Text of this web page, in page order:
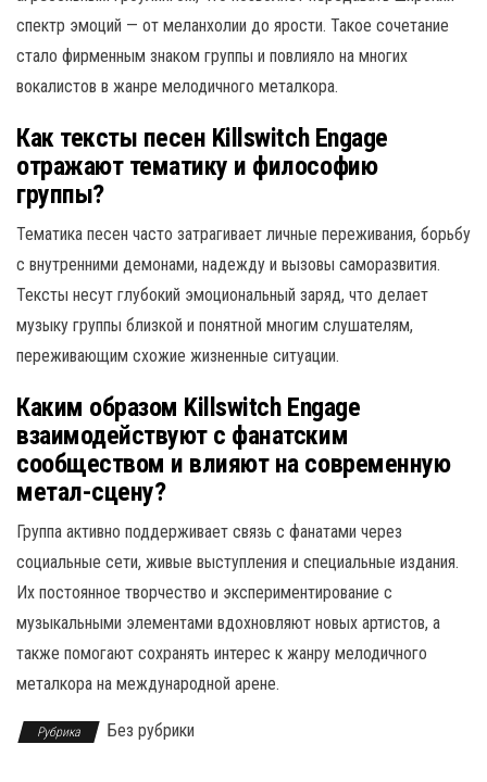
спектр эмоций — от меланхолии до ярости. Такое сочетание
стало фирменным знаком группы и повлияло на многих
вокалистов в жанре мелодичного металкора.
Как тексты песен Killswitch Engage
отражают тематику и философию
группы?
Тематика песен часто затрагивает личные переживания, борьбу
с внутренними демонами, надежду и вызовы саморазвития.
Тексты несут глубокий эмоциональный заряд, что делает
музыку группы близкой и понятной многим слушателям,
переживающим схожие жизненные ситуации.
Каким образом Killswitch Engage
взаимодействуют с фанатским
сообществом и влияют на современную
метал-сцену?
Группа активно поддерживает связь с фанатами через
социальные сети, живые выступления и специальные издания.
Их постоянное творчество и экспериментирование с
музыкальными элементами вдохновляют новых артистов, а
также помогают сохранять интерес к жанру мелодичного
металкора на международной арене.
Рубрика Без рубрики